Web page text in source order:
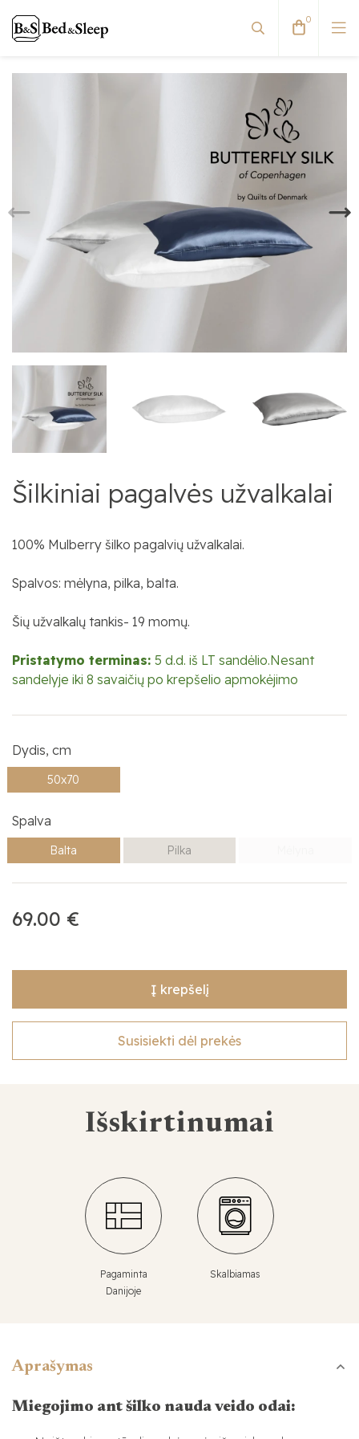
Viengulės / Sofos-lovos
0
Šilkiniai pagalvės užvalkalai
100% Mulberry šilko pagalvių užvalkalai.
Spalvos: mėlyna, pilka, balta.
Šių užvalkalų tankis- 19 momų.
Pristatymo terminas: 5 d.d. iš LT sandėlio.Nesant
sandelyje iki 8 savaičių po krepšelio apmokėjimo
Dydis, cm
50x70
Spalva
Balta Pilka
69.00 €
Į krepšelį
Susisiekti dėl prekės
Išskirtinumai
Pagaminta
Danijoje
Skalbiamas
Aprašymas
Miegojimo ant šilko nauda veido odai: